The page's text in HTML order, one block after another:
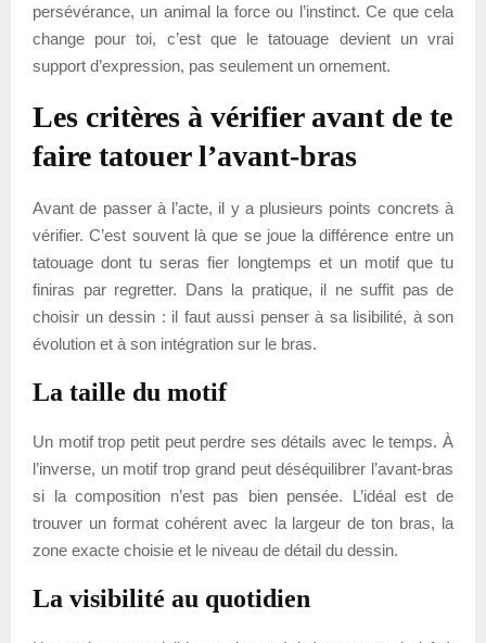
persévérance, un animal la force ou l’instinct. Ce que cela
change pour toi, c’est que le tatouage devient un vrai
support d’expression, pas seulement un ornement.
Les critères à vérifier avant de te
faire tatouer l’avant-bras
Avant de passer à l’acte, il y a plusieurs points concrets à
vérifier. C’est souvent là que se joue la différence entre un
tatouage dont tu seras fier longtemps et un motif que tu
finiras par regretter. Dans la pratique, il ne suffit pas de
choisir un dessin : il faut aussi penser à sa lisibilité, à son
évolution et à son intégration sur le bras.
La taille du motif
Un motif trop petit peut perdre ses détails avec le temps. À
l’inverse, un motif trop grand peut déséquilibrer l’avant-bras
si la composition n’est pas bien pensée. L’idéal est de
trouver un format cohérent avec la largeur de ton bras, la
zone exacte choisie et le niveau de détail du dessin.
La visibilité au quotidien